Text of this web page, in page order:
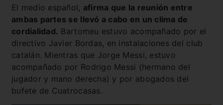
El medio español, afirma que la reunión entre
ambas partes se llevó a cabo en un clima de
cordialidad. Bartomeu estuvo acompañado por el
directivo Javier Bordas, en instalaciones del club
catalán. Mientras que Jorge Messi, estuvo
acompañado por Rodrigo Messi (hermano del
jugador y mano derecha) y por abogados del
bufete de Cuatrocasas.